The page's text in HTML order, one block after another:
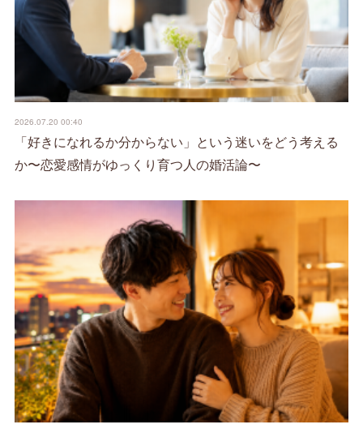
2026.07.20 00:40
「好きになれるか分からない」という迷いをどう考える
か〜恋愛感情がゆっくり育つ人の婚活論〜